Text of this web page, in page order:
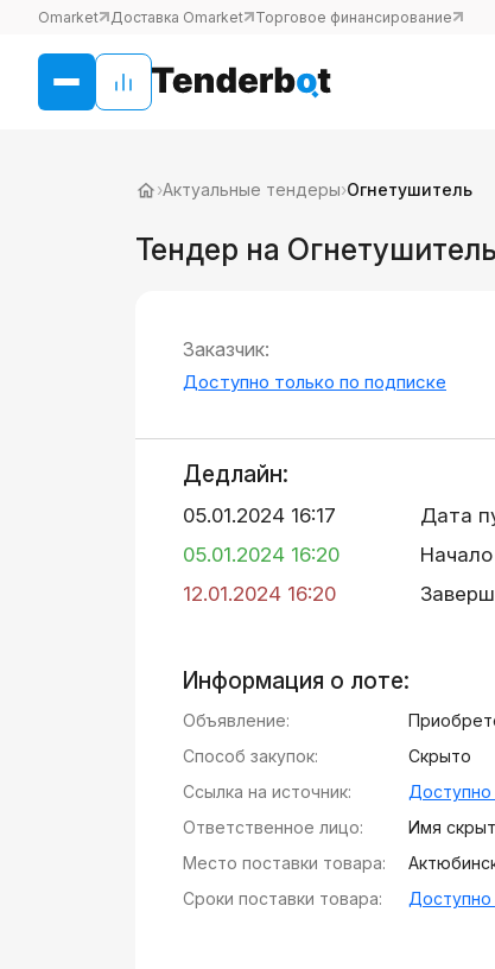
Omarket Доставка Omarket Торговое финансирование
›Актуальные тендеры›Огнетушитель
Тендер на Огнетушитель
Заказчик:
Доступно только по подписке
Дедлайн:
05.01.2024 16:17
Дата
05.01.2024 16:20
12.01.2024 16:20
Информация о лоте:
Объявление:
Способ закупок:
Скрыто
Ссылка на источник:
Доступно
Ответственное лицо:
Имя
Место поставки товара:
Сроки поставки товара:
Доступно